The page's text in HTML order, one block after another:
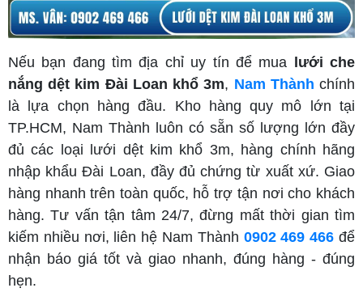
Nếu bạn đang tìm địa chỉ uy tín để mua lưới che
nắng dệt kim Đài Loan khổ 3m, Nam Thành chính
là lựa chọn hàng đầu. Kho hàng quy mô lớn tại
TP.HCM, Nam Thành luôn có sẵn số lượng lớn đầy
đủ các loại lưới dệt kim khổ 3m, hàng chính hãng
nhập khẩu Đài Loan, đầy đủ chứng từ xuất xứ. Giao
hàng nhanh trên toàn quốc, hỗ trợ tận nơi cho khách
hàng. Tư vấn tận tâm 24/7, đừng mất thời gian tìm
kiếm nhiều nơi, liên hệ Nam Thành 0902 469 466 để
nhận báo giá tốt và giao nhanh, đúng hàng - đúng
hẹn.